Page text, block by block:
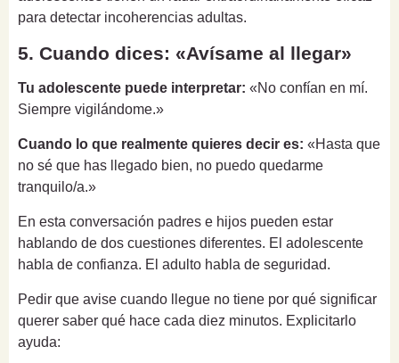
para detectar incoherencias adultas.
5. Cuando dices: «Avísame al llegar»
Tu adolescente puede interpretar: «No confían en mí.
Siempre vigilándome.»
Cuando lo que realmente quieres decir es: «Hasta que
no sé que has llegado bien, no puedo quedarme
tranquilo/a.»
En esta conversación padres e hijos pueden estar
hablando de dos cuestiones diferentes. El adolescente
habla de confianza. El adulto habla de seguridad.
Pedir que avise cuando llegue no tiene por qué significar
querer saber qué hace cada diez minutos. Explicitarlo
ayuda: